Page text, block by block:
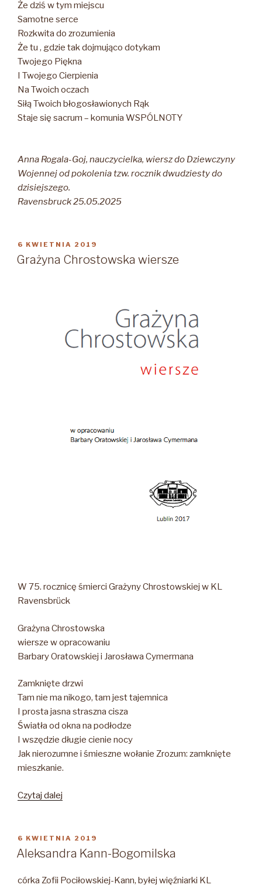
Że dziś w tym miejscu
Samotne serce
Rozkwita do zrozumienia
Że tu , gdzie tak dojmująco dotykam
Twojego Piękna
I Twojego Cierpienia
Na Twoich oczach
Siłą Twoich błogosławionych Rąk
Staje się sacrum – komunia WSPÓLNOTY
Anna Rogala-Goj, nauczycielka, wiersz do Dziewczyny
Wojennej od pokolenia tzw. rocznik dwudziesty do
dzisiejszego.
Ravensbruck 25.05.2025
OPUBLIKOWANE
W
6 KWIETNIA 2019
Grażyna Chrostowska wiersze
W 75. rocznicę śmierci Grażyny Chrostowskiej w KL
Ravensbrück
Grażyna Chrostowska
wiersze w opracowaniu
Barbary Oratowskiej i Jarosława Cymermana
Zamknięte drzwi
Tam nie ma nikogo, tam jest tajemnica
I prosta jasna straszna cisza
Światła od okna na podłodze
I wszędzie długie cienie nocy
Jak nierozumne i śmieszne wołanie Zrozum: zamknięte
mieszkanie.
Czytaj dalej
OPUBLIKOWANE
W
6 KWIETNIA 2019
Aleksandra Kann-Bogomilska
córka Zofii Pociłowskiej-Kann, byłej więźniarki KL